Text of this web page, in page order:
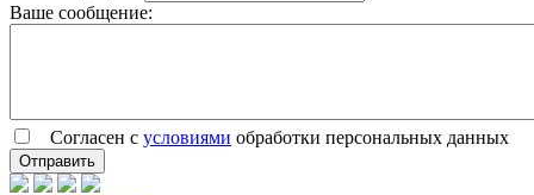
Ваше сообщение:
Согласен с условиями обработки персональных данных